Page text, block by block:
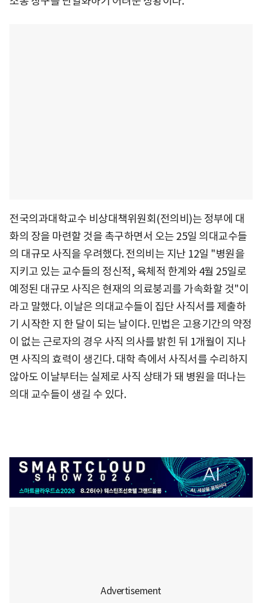
전국의과대학교수 비상대책위원회(전의비)는 정부에 대
화의 장을 마련할 것을 촉구하면서 오는 25일 의대교수들
의 대규모 사직을 우려했다. 전의비는 지난 12일 "병원을
지키고 있는 교수들의 정신적, 육체적 한계와 4월 25일로
예정된 대규모 사직은 현재의 의료붕괴를 가속화할 것"이
라고 말했다. 이날은 의대교수들이 집단 사직서를 제출하
기 시작한 지 한 달이 되는 날이다. 민법은 고용기간의 약정
이 없는 근로자의 경우 사직 의사를 밝힌 뒤 1개월이 지나
면 사직의 효력이 생긴다. 대학 측에서 사직서를 수리하지
않아도 이날부터는 실제로 사직 상태가 돼 병원을 떠나는
의대 교수들이 생길 수 있다.